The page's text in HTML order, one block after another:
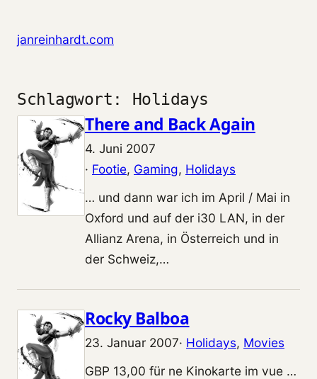
janreinhardt.com
Schlagwort: Holidays
There and Back Again
4. Juni 2007
· Footie, Gaming, Holidays
… und dann war ich im April / Mai in
Oxford und auf der i30 LAN, in der
Allianz Arena, in Österreich und in
der Schweiz,…
Rocky Balboa
23. Januar 2007· Holidays, Movies
GBP 13,00 für ne Kinokarte im vue …